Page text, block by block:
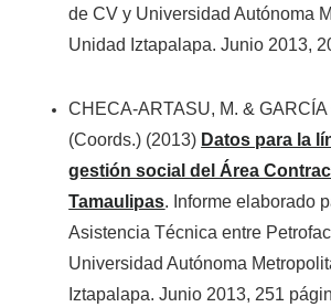
de CV y Universidad Autónoma
Unidad Iztapalapa. Junio 2013,
CHECA-ARTASU, M. & GARCÍA
(Coords.) (2013) Datos para la
gestión social del Área
Tamaulipas. Informe elaborado
Asistencia Técnica entre
Universidad Autónoma
Iztapalapa. Junio 2013, 251